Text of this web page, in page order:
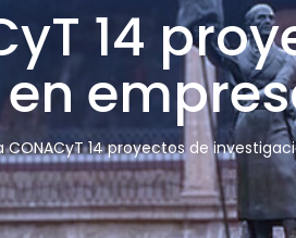
14
CONACyT 14 proyectos de